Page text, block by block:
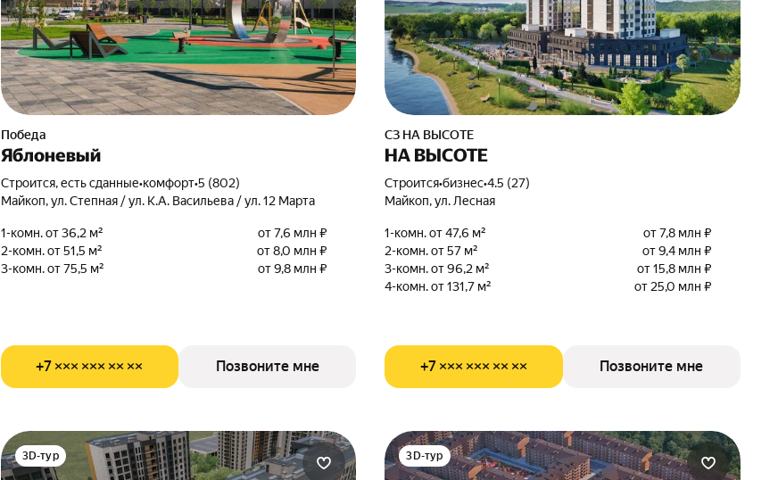
Победа
Яблоневый
Строится, есть сданные•комфорт•5 (802)
Майкоп, ул. Степная / ул. К.А. Васильева / ул. 12 Марта
1-комн. от 36,2 м²
от 7,6 млн ₽
2-комн. от 51,5 м²
от 8,0 млн ₽
3-комн. от 75,5 м²
от 9,8 млн ₽
+7 ××× ××× ×× ×× Позвоните мне
СЗ НА ВЫСОТЕ
НА ВЫСОТЕ
Строится•бизнес•4.5 (27)
Майкоп, ул. Лесная
1-комн. от 47,6 м²
от 7,8 млн ₽
2-комн. от 57 м²
от 9,4 млн ₽
3-комн. от 96,2 м²
от 15,8 млн ₽
4-комн. от 131,7 м²
от 25,0 млн ₽
+7 ××× ××× ×× ×× Позвоните мне
3D-тур 3D-тур